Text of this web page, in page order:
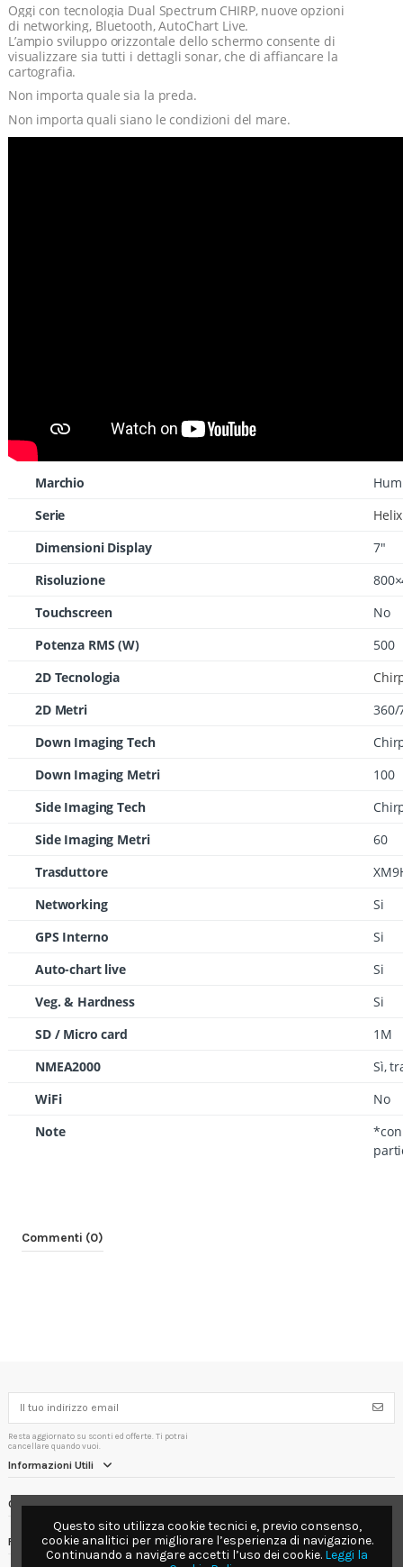
Oggi con tecnologia Dual Spectrum CHIRP, nuove opzioni
di networking, Bluetooth, AutoChart Live.
L’ampio sviluppo orizzontale dello schermo consente di
visualizzare sia tutti i dettagli sonar, che di affiancare la
cartografia.
Non importa quale sia la preda.
Non importa quali siano le condizioni del mare.
Marchio
Serie
Helix
Dimensioni Display
7"
Risoluzione
Touchscreen
No
Potenza RMS (W)
500
2D Tecnologia
2D Metri
360/
Down Imaging Tech
Down Imaging Metri
100
Side Imaging Tech
Side Imaging Metri
60
Trasduttore
Networking
Si
GPS Interno
Si
Auto-chart live
Si
Veg. & Hardness
Si
SD / Micro card
1M
NMEA2000
Sì,
WiFi
No
Note
Commenti (0)
Resta aggiornato su sconti ed offerte. Ti potrai
cancellare quando vuoi.
Informazioni Utili
Contact us
Follow us
Questo sito utilizza cookie tecnici e, previo consenso,
cookie analitici per migliorare l’esperienza di navigazione.
Continuando a navigare accetti l’uso dei cookie. Leggi la